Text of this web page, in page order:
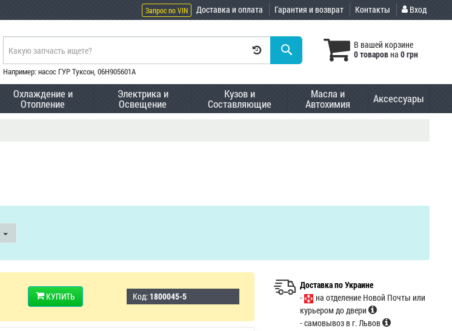
Запрос по VIN Доставка и оплата Гарантия и возврат Контакты Вход
В вашей корзине
0 товаровна 0 грн
Например: насос ГУР Туксон, 06H905601A
Охлаждение и
Отопление
Электрика и
Освещение
Кузов и
Составляющие
Масла и
Автохимия Аксессуары
КУПИТЬ Код: 1800045-5
Доставка по Украине
-
на отделение Новой Почты или
курьером до двери
- самовывоз в г. Львов